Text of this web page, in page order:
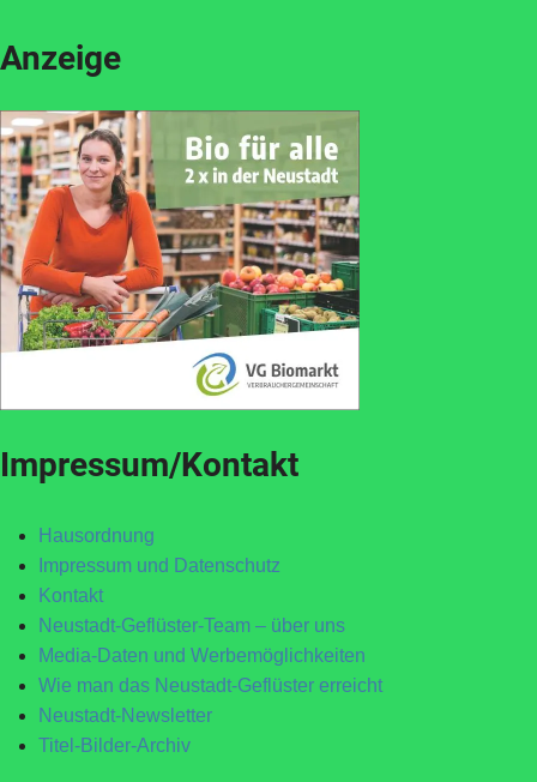
Anzeige
Impressum/Kontakt
Hausordnung
Impressum und Datenschutz
Kontakt
Neustadt-Geflüster-Team – über uns
Media-Daten und Werbemöglichkeiten
Wie man das Neustadt-Geflüster erreicht
Neustadt-Newsletter
Titel-Bilder-Archiv